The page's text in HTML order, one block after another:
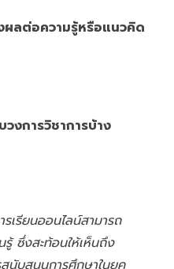
ลต่อความรู้หรือแนวคิด
วงการวิชาการบ้าง
เรียนออนไลน์สามารถ
รู้ ซึ่งสะท้อนให้เห็นถึง
สนับสนุนการศึกษาในยุค